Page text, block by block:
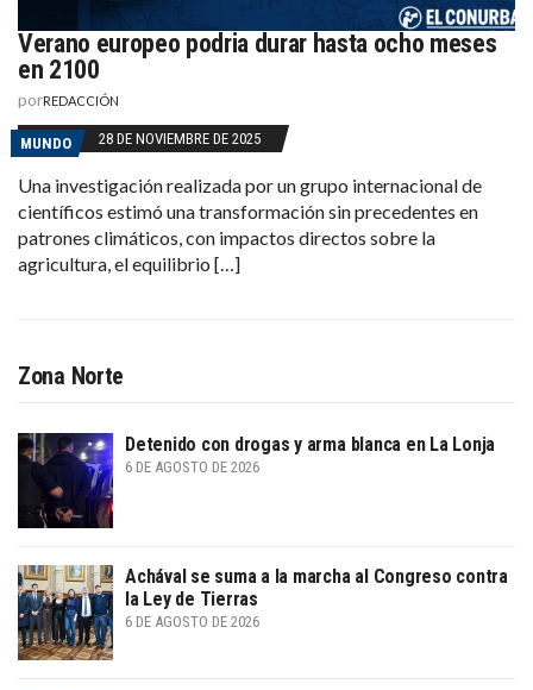
Verano europeo podria durar hasta ocho meses
en 2100
porREDACCIÓN
MUNDO 28 DE NOVIEMBRE DE 2025
Una investigación realizada por un grupo internacional de
científicos estimó una transformación sin precedentes en
patrones climáticos, con impactos directos sobre la
agricultura, el equilibrio […]
Zona Norte
Detenido con drogas y arma blanca en La Lonja
6 DE AGOSTO DE 2026
Achával se suma a la marcha al Congreso contra
la Ley de Tierras
6 DE AGOSTO DE 2026